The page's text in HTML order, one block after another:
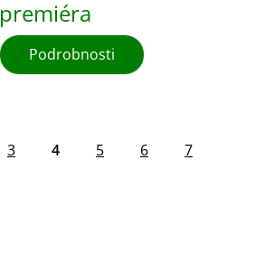
premiéra
Podrobnosti
3 4 5 6
7